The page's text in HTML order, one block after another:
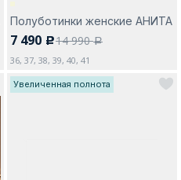
Полуботинки женские АНИТА
7 490 c14 990a
36, 37, 38, 39, 40, 41
Увеличенная полнота